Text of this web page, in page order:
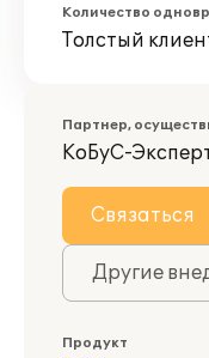
Количество
Толстый
Партнер,
КоБуС-
Связаться
Другие
Продукт